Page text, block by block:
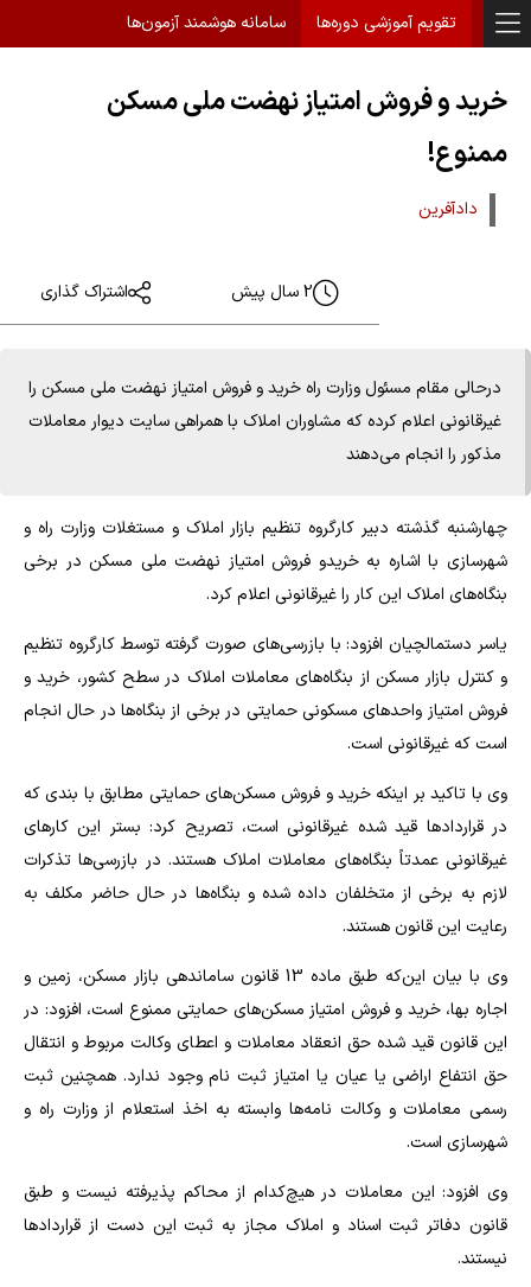
تقویم آموزشی دوره‌ها سامانه هوشمند آزمون‌ها
خرید و فروش امتیاز نهضت ملی مسکن
ممنوع!
دادآفرین
2 سال پیش اشتراک گذاری
درحالی مقام مسئول وزارت راه خرید و فروش امتیاز نهضت ملی مسکن را
غیرقانونی اعلام کرده که مشاوران املاک با همراهی سایت دیوار معاملات
مذکور را انجام می‌دهند
چهارشنبه گذشته دبیر کارگروه تنظیم بازار املاک و مستغلات وزارت راه و
شهرسازی با اشاره به خریدو فروش امتیاز نهضت ملی مسکن در برخی
بنگاه‌های املاک این کار را غیرقانونی اعلام کرد.
یاسر دستمالچیان افزود: با بازرسی‌های صورت گرفته توسط کارگروه تنظیم
و کنترل بازار مسکن از بنگاه‌های معاملات املاک در سطح کشور، خرید و
فروش امتیاز واحدهای مسکونی حمایتی در برخی از بنگاه‌ها در حال انجام
است که غیرقانونی است.
وی با تاکید بر اینکه خرید و فروش مسکن‌های حمایتی مطابق با بندی که
در قراردادها قید شده غیرقانونی است، تصریح کرد: بستر این کارهای
غیرقانونی عمدتاً بنگاه‌های معاملات املاک هستند. در بازرسی‌ها تذکرات
لازم به برخی از متخلفان داده شده و بنگاه‌ها در حال حاضر مکلف به
رعایت این قانون هستند.
وی با بیان این‌که طبق ماده 13 قانون ساماندهی بازار مسکن، زمین و
اجاره بها، خرید و فروش امتیاز مسکن‌های حمایتی ممنوع است، افزود: در
این قانون قید شده حق انعقاد معاملات و اعطای وکالت مربوط و انتقال
حق انتفاع اراضی یا عیان یا امتیاز ثبت نام وجود ندارد. همچنین ثبت
رسمی معاملات و وکالت نامه‌ها وابسته به اخذ استعلام از وزارت راه و
شهرسازی است.
وی افزود: این معاملات در هیچ‌کدام از محاکم پذیرفته نیست و طبق
قانون دفاتر ثبت اسناد و املاک مجاز به ثبت این دست از قراردادها
نیستند.